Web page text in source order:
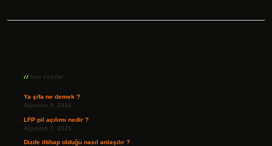
Son Yazılar
Ya şifa ne demek ?
Ağustos 9, 2026
LFP pil açılımı nedir ?
Ağustos 7, 2026
Dizde iltihap olduğu nasıl anlaşılır ?